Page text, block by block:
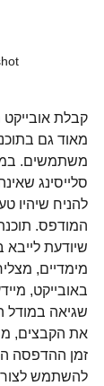
קבלת
מאוד גם
משתמשים.
סלייסינג
להניח שיהיו
המודפס.
שיודעת
מימדיים,
באובייקט,
שגיאה במודל
את הקבצים,
זמן ההדפסה
להשתמש